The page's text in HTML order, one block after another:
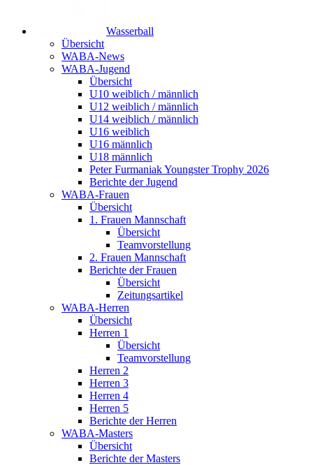
Wasser­ball
Übersicht
WABA-News
WABA-Jugend
Übersicht
U10 weiblich / männlich
U12 weiblich / männlich
U14 weiblich / männlich
U16 weiblich
U16 männlich
U18 männlich
Peter Furmaniak Youngster Trophy 2026
Berichte der Jugend
WABA-Frauen
Übersicht
1. Frauen Mannschaft
Übersicht
Teamvorstellung
2. Frauen Mannschaft
Berichte der Frauen
Übersicht
Zeitungsartikel
WABA-Herren
Übersicht
Herren 1
Übersicht
Teamvorstellung
Herren 2
Herren 3
Herren 4
Herren 5
Berichte der Herren
WABA-Masters
Übersicht
Berichte der Masters